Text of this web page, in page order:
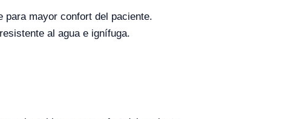
para mayor confort del paciente.
al agua e ignífuga.